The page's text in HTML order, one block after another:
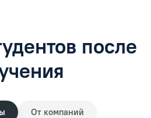
после
От компаний